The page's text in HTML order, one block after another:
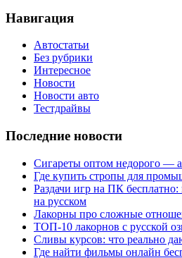
Навигация
Автостатьи
Без рубрики
Интересное
Новости
Новости авто
Тестдрайвы
Последние новости
Сигареты оптом недорого —
Где купить стропы для
Раздачи игр на ПК
на русском
Лакорны про сложные
ТОП-10 лакорнов с русской
Сливы курсов: что реально
Где найти фильмы онлайн